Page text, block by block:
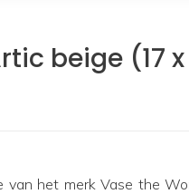
beige (17
van het merk Vase the